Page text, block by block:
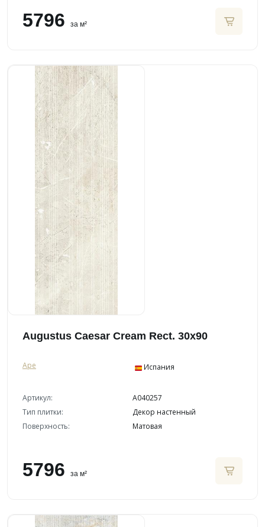
5796 за м²
Augustus Caesar Cream Rect. 30x90
Ape Испания
Артикул:
A040257
Тип плитки:
Декор настенный
Поверхность:
Матовая
5796 за м²